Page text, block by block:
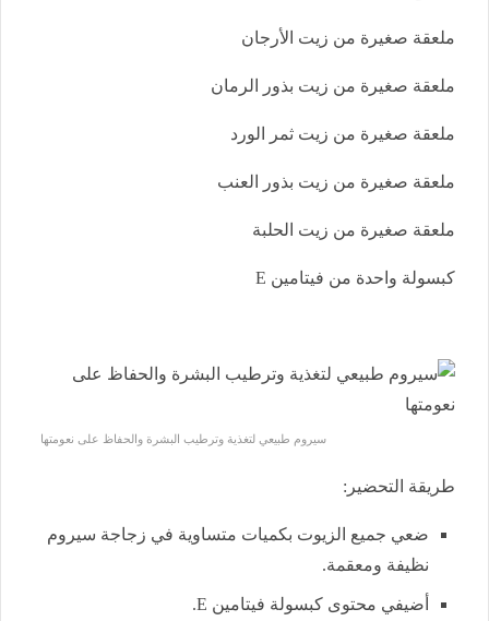
ملعقة صغيرة من زيت الأرجان
ملعقة صغيرة من زيت بذور الرمان
ملعقة صغيرة من زيت ثمر الورد
ملعقة صغيرة من زيت بذور العنب
ملعقة صغيرة من زيت الحلبة
كبسولة واحدة من فيتامين E
سيروم طبيعي لتغذية وترطيب البشرة والحفاظ على نعومتها
طريقة التحضير:
ضعي جميع الزيوت بكميات متساوية في زجاجة سيروم
نظيفة ومعقمة.
أضيفي محتوى كبسولة فيتامين E.